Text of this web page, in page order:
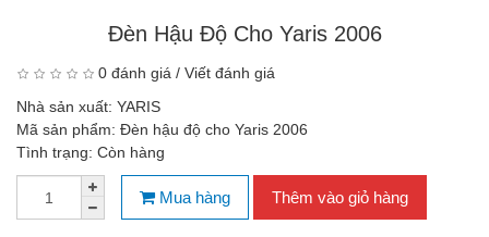
Đèn Hậu Độ Cho Yaris 2006
0 đánh giá / Viết đánh giá
Nhà sản xuất: YARIS
Mã sản phẩm: Đèn hậu độ cho Yaris 2006
Tình trạng: Còn hàng
Mua hàng Thêm vào giỏ hàng